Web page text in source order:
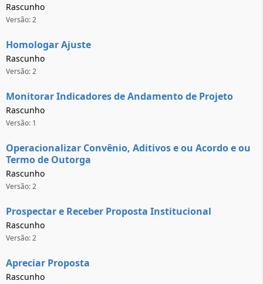
Rascunho
Versão: 2
Homologar Ajuste
Rascunho
Versão: 2
Monitorar Indicadores de Andamento de Projeto
Rascunho
Versão: 1
Operacionalizar Convênio, Aditivos e ou Acordo e ou
Termo de Outorga
Rascunho
Versão: 2
Prospectar e Receber Proposta Institucional
Rascunho
Versão: 2
Apreciar Proposta
Rascunho